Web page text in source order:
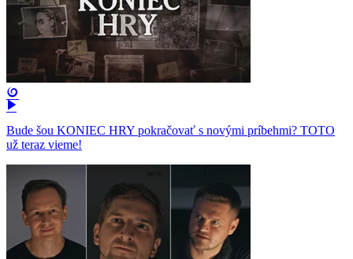
Bude šou KONIEC HRY pokračovať s novými príbehmi? TOTO
už teraz vieme!